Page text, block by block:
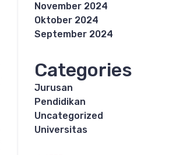
November 2024
Oktober 2024
September 2024
Categories
Jurusan
Pendidikan
Uncategorized
Universitas